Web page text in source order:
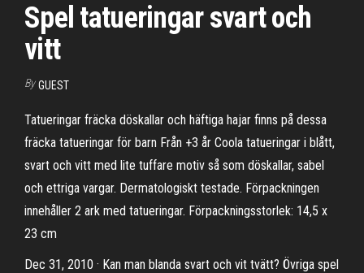
Spel tatueringar svart och
vitt
By GUEST
Tatueringar fräcka döskallar och häftiga hajar finns på dessa
fräcka tatueringar för barn Från +3 år Coola tatueringar i blått,
svart och vitt med lite tuffare motiv så som döskallar, sabel
och ettriga vargar. Dermatologiskt testade. Förpackningen
innehåller 2 ark med tatueringar. Förpackningsstorlek: 14,5 x
23 cm
Dec 31, 2010 · Kan man blanda svart och vit tvätt? Övriga spel